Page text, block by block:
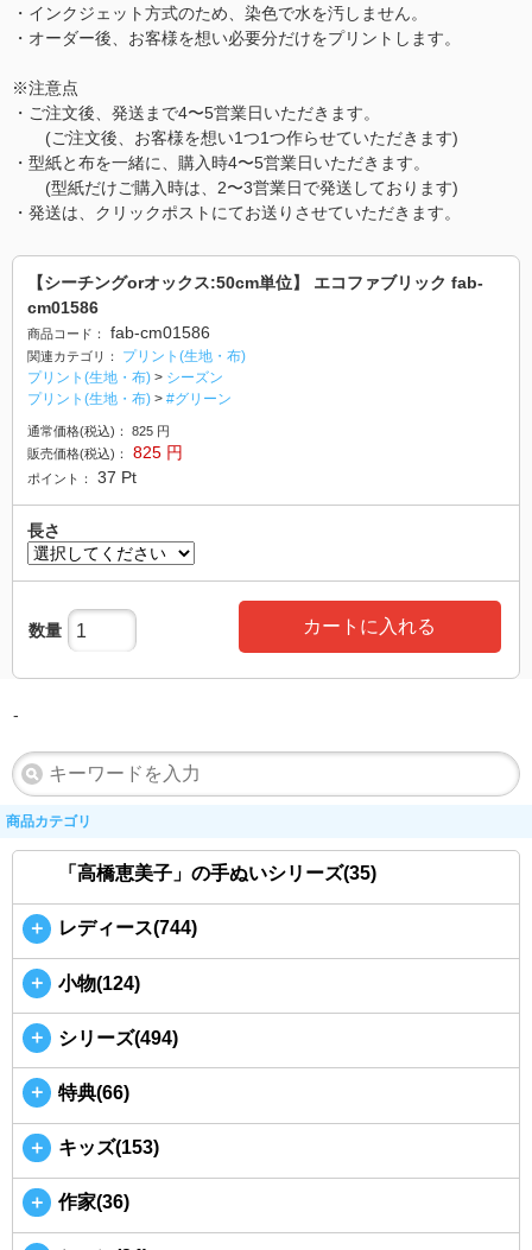
・インクジェット方式のため、染色で水を汚しません。
・オーダー後、お客様を想い必要分だけをプリントします。
※注意点
・ご注文後、発送まで4〜5営業日いただきます。
(ご注文後、お客様を想い1つ1つ作らせていただきます)
・型紙と布を一緒に、購入時4〜5営業日いただきます。
(型紙だけご購入時は、2〜3営業日で発送しております)
・発送は、クリックポストにてお送りさせていただきます。
【シーチングorオックス:50cm単位】 エコファブリック fab-
cm01586
商品コード： fab-cm01586
関連カテゴリ：
プリント(生地・布)
プリント(生地・布) > シーズン
プリント(生地・布) > #グリーン
通常価格(税込)： 825 円
販売価格(税込)：
825 円
ポイント： 37 Pt
長さ
数量 カートに入れる
-
商品カテゴリ
「高橋恵美子」の手ぬいシリーズ(35)
＋ レディース(744)
＋ 小物(124)
＋ シリーズ(494)
＋ 特典(66)
＋ キッズ(153)
＋ 作家(36)